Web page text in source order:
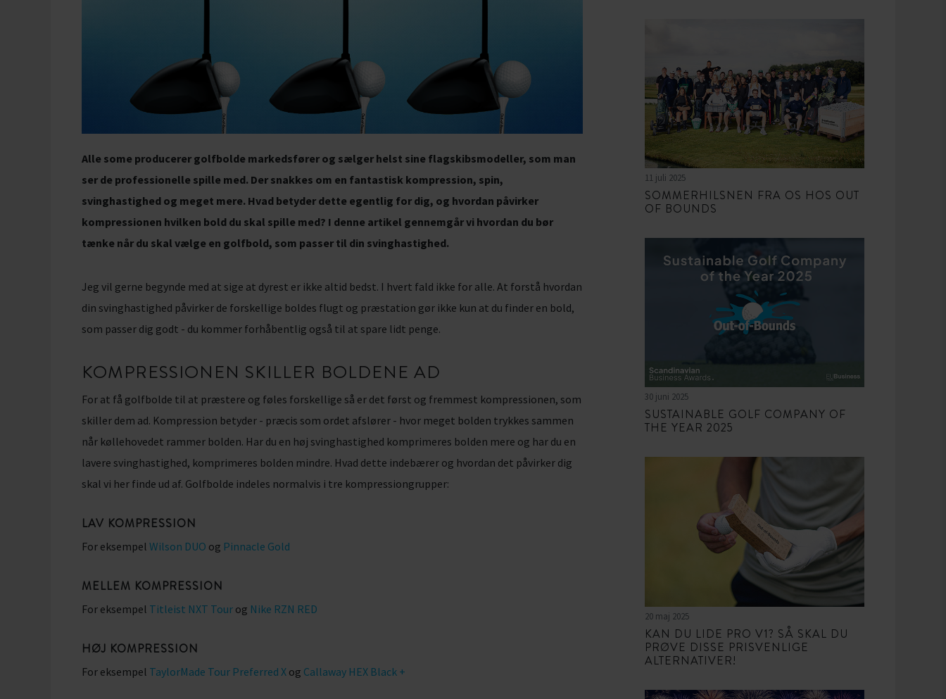
Alle some producerer golfbolde markedsfører og sælger helst sine flagskibsmodeller, som man
ser de professionelle spille med. Der snakkes om en fantastisk kompression, spin,
svinghastighed og meget mere. Hvad betyder dette egentlig for dig, og hvordan påvirker
kompressionen hvilken bold du skal spille med? I denne artikel gennemgår vi hvordan du bør
tænke når du skal vælge en golfbold, som passer til din svinghastighed.
Jeg vil gerne begynde med at sige at dyrest er ikke altid bedst. I hvert fald ikke for alle. At forstå hvordan
din svinghastighed påvirker de forskellige boldes flugt og præstation gør ikke kun at du finder en bold,
som passer dig godt - du kommer forhåbentlig også til at spare lidt penge.
KOMPRESSIONEN SKILLER BOLDENE AD
For at få golfbolde til at præstere og føles forskellige så er det først og fremmest kompressionen, som
skiller dem ad. Kompression betyder - præcis som ordet afslører - hvor meget bolden trykkes sammen
når køllehovedet rammer bolden. Har du en høj svinghastighed komprimeres bolden mere og har du en
lavere svinghastighed, komprimeres bolden mindre. Hvad dette indebærer og hvordan det påvirker dig
skal vi her finde ud af. Golfbolde indeles normalvis i tre kompressiongrupper:
LAV KOMPRESSION
For eksempel Wilson DUO og Pinnacle Gold
MELLEM KOMPRESSION
For eksempel Titleist NXT Tour og Nike RZN RED
HØJ KOMPRESSION
For eksempel TaylorMade Tour Preferred X og Callaway HEX Black +
11 juli 2025
SOMMERHILSNEN FRA OS HOS OUT
OF BOUNDS
30 juni 2025
SUSTAINABLE GOLF COMPANY OF
THE YEAR 2025
20 maj 2025
KAN DU LIDE PRO V1? SÅ SKAL DU
PRØVE DISSE PRISVENLIGE
ALTERNATIVER!